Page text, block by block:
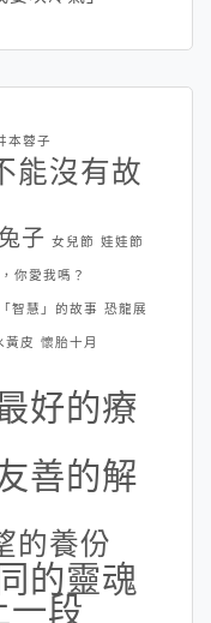
本蓉子
能沒有故
子 女兒節 娃娃節
你愛我嗎？
智慧」的故事 恐龍展
黃皮 懷胎十月
好的療
善的解
的養份
的靈魂
一段